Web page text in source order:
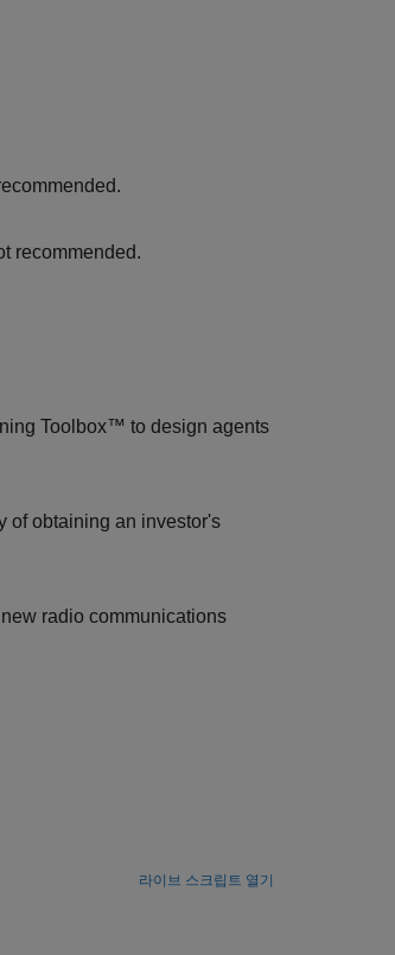
recommended.
Toolbox™ to design agents
of obtaining an investor's
radio communications
라이브 스크립트 열기